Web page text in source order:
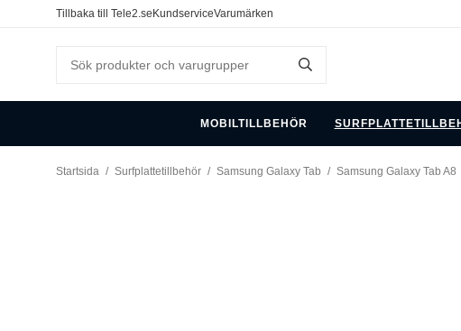
Tillbaka till Tele2.seKundserviceVarumärken
MOBILTILLBEHÖR
Startsida / Surfplattetillbehör / Samsung Galaxy Tab / Samsung Galaxy Tab A8